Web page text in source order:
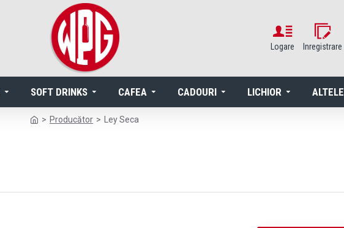
Logare Inregistrare
SOFT DRINKS CAFEA CADOURI LICHIOR ALTELE
Producător Ley Seca